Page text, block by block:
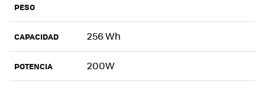
PESO
CAPACIDAD 256 Wh
POTENCIA 200W